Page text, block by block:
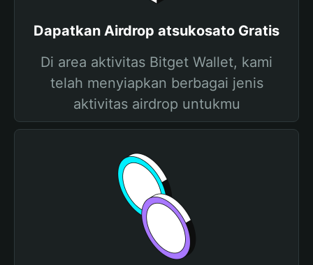
Dapatkan Airdrop atsukosato Gratis
Di area aktivitas Bitget Wallet, kami
telah menyiapkan berbagai jenis
aktivitas airdrop untukmu